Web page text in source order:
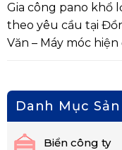
Gia công pano khổ
theo yêu cầu tại
Văn – Máy móc hiện
Danh Mục
Biển công ty